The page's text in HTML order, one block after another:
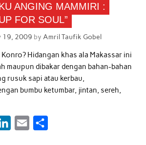
ANGING MAMMIRI :
FOR SOUL”
19, 2009 by Amril Taufik Gobel
Konro? Hidangan khas ala Makassar ini
maupun dibakar dengan bahan-bahan
rusuk sapi atau kerbau,
bumbu ketumbar, jintan, sereh,